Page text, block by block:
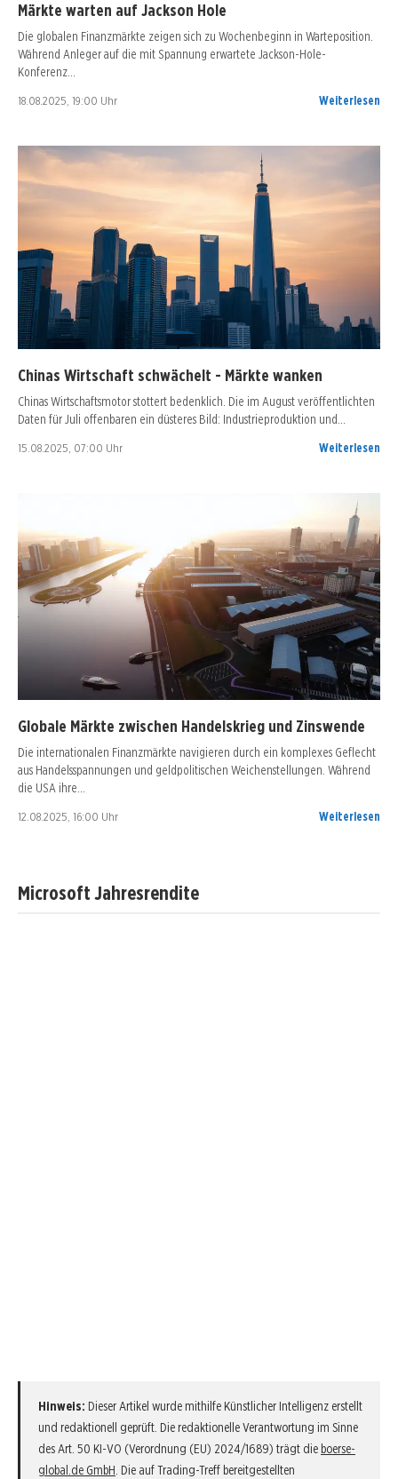
Märkte warten auf Jackson Hole
Die globalen Finanzmärkte zeigen sich zu Wochenbeginn in Warteposition.
Während Anleger auf die mit Spannung erwartete Jackson-Hole-
Konferenz…
18.08.2025, 19:00 Uhr Weiterlesen
Chinas Wirtschaft schwächelt - Märkte wanken
Chinas Wirtschaftsmotor stottert bedenklich. Die im August veröffentlichten
Daten für Juli offenbaren ein düsteres Bild: Industrieproduktion und…
15.08.2025, 07:00 Uhr Weiterlesen
Globale Märkte zwischen Handelskrieg und Zinswende
Die internationalen Finanzmärkte navigieren durch ein komplexes Geflecht
aus Handelsspannungen und geldpolitischen Weichenstellungen. Während
die USA ihre…
12.08.2025, 16:00 Uhr Weiterlesen
Microsoft Jahresrendite
Hinweis: Dieser Artikel wurde mithilfe Künstlicher Intelligenz erstellt
und redaktionell geprüft. Die redaktionelle Verantwortung im Sinne
des Art. 50 KI-VO (Verordnung (EU) 2024/1689) trägt die boerse-
global.de GmbH . Die auf Trading-Treff bereitgestellten